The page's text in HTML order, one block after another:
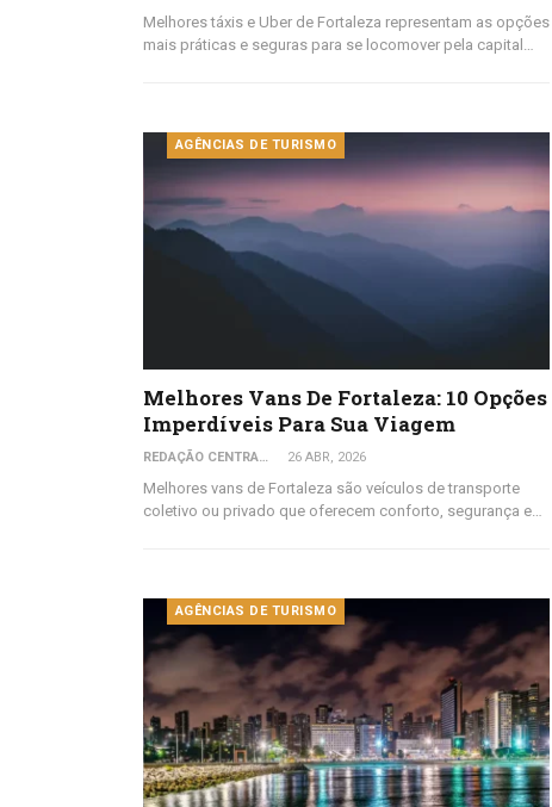
Melhores táxis e Uber de Fortaleza representam as opções
mais práticas e seguras para se locomover pela capital…
AGÊNCIAS DE TURISMO
Melhores Vans De Fortaleza: 10 Opções
Imperdíveis Para Sua Viagem
REDAÇÃO CENTRAL DO VIAJANTE 26 ABR, 2026
Melhores vans de Fortaleza são veículos de transporte
coletivo ou privado que oferecem conforto, segurança e…
AGÊNCIAS DE TURISMO